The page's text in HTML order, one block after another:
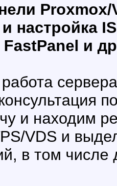
Proxmox/
настройка
и
и находим
VDS и
в том